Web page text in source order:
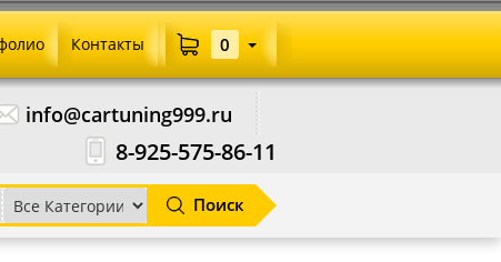
info@cartuning999.ru
8-925-575-86-11
Поиск
Контакты 0